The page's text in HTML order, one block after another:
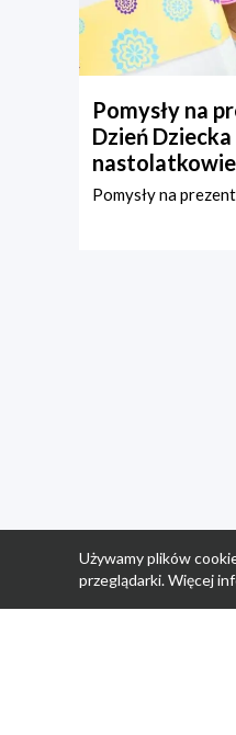
Pomysły na
Dzień Dziecka
Pomysły na
Używamy plików
przeglądarki. Więcej